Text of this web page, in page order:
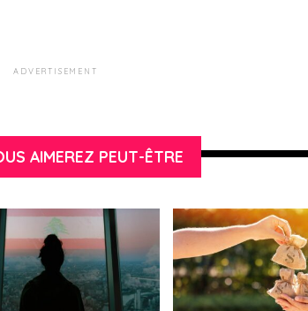
ADVERTISEMENT
AIMEREZ PEUT-ÊTRE